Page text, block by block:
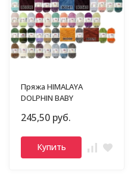
Пряжа HIMALAYA
DOLPHIN BABY
245,50 руб.
Купить